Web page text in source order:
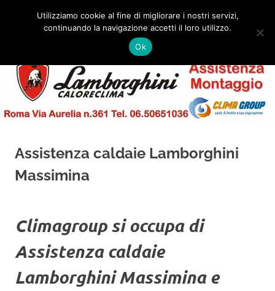
Caldaie
Lamborghini
Installazione
MENU
Assistenza caldaie Lamborghini
Massimina
Climagroup si occupa di
Assistenza caldaie
Lamborghini Massimina e
Utilizziamo cookie al fine di migliorare i nostri servizi,
continuando la navigazione accetti il loro utilizzo.
Ok